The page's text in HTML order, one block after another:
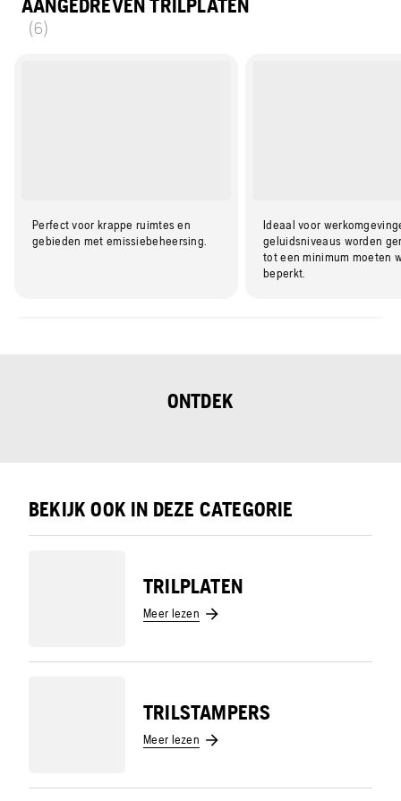
AANGEDREVEN TRILPLATEN
(6)
Perfect voor krappe ruimtes en
gebieden met emissiebeheersing.
Ideaal voor
geluidsniveaus worden
tot een minimum moeten
beperkt.
ONTDEK
BEKIJK OOK IN DEZE CATEGORIE
TRILPLATEN
Meer lezen
TRILSTAMPERS
Meer lezen